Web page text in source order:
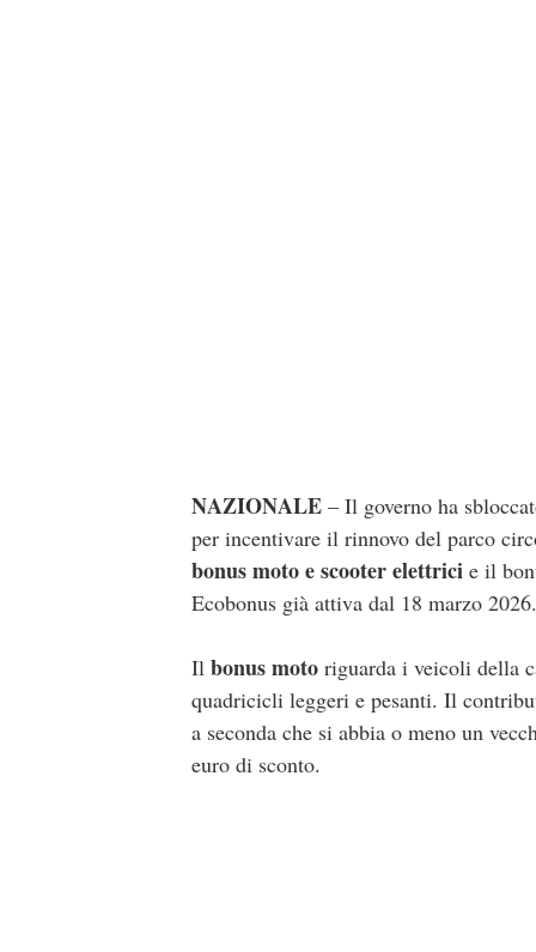
NAZIONALE – Il governo ha
per incentivare il rinnovo del parco
bonus moto e scooter elettrici e il
Ecobonus già attiva dal 18 marzo 2026.
Il bonus moto riguarda i veicoli della
quadricicli leggeri e pesanti. Il
a seconda che si abbia o meno un
euro di sconto.